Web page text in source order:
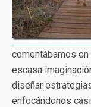
comentábamos en
escasa
diseñar
enfocándonos